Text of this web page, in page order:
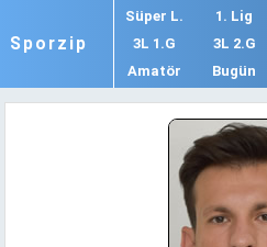
Sporzip
Süper L. 1. Lig
3L 1.G
3L 2.G
Amatör
Bugün